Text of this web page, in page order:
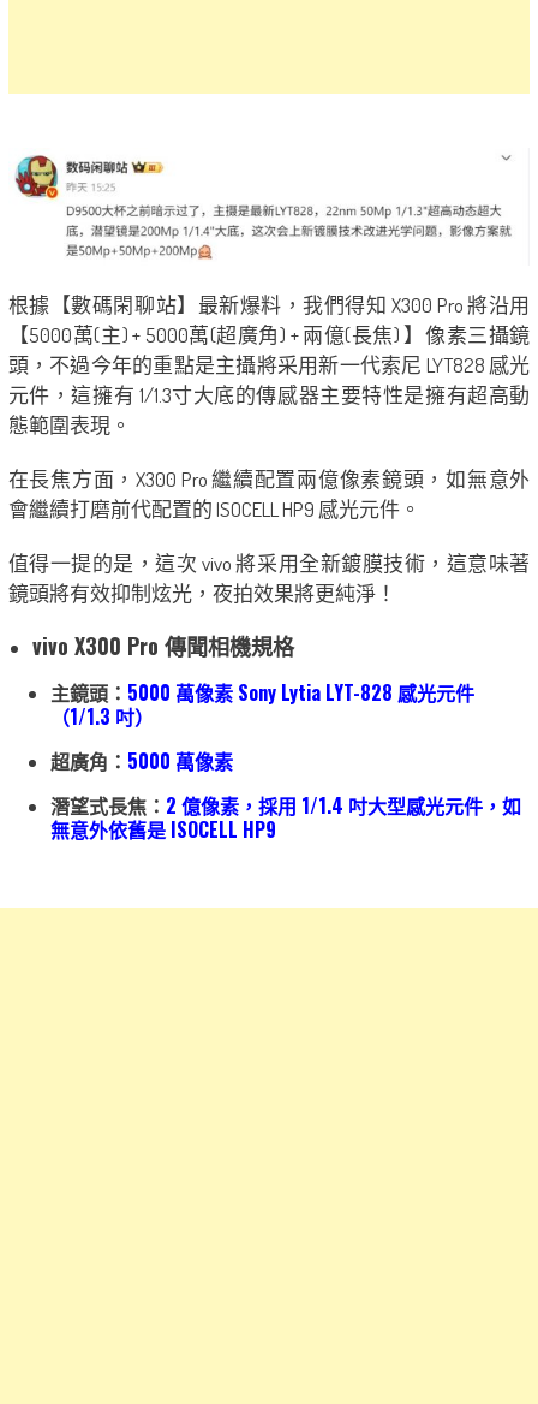
根據【數碼閑聊站】最新爆料，我們得知 X300 Pro 將沿用
【5000萬(主) + 5000萬(超廣角) + 兩億(長焦) 】像素三攝鏡
頭，不過今年的重點是主攝將采用新一代索尼 LYT828 感光
元件，這擁有 1/1.3寸大底的傳感器主要特性是擁有超高動
態範圍表現。
在長焦方面，X300 Pro 繼續配置兩億像素鏡頭，如無意外
會繼續打磨前代配置的 ISOCELL HP9 感光元件。
值得一提的是，這次 vivo 將采用全新鍍膜技術，這意味著
鏡頭將有效抑制炫光，夜拍效果將更純淨！
vivo X300 Pro 傳聞相機規格
主鏡頭： 5000 萬像素 Sony Lytia LYT-828 感光元件
（1/1.3 吋）
超廣角： 5000 萬像素
潛望式長焦： 2 億像素，採用 1/1.4 吋大型感光元件，如
無意外依舊是 ISOCELL HP9